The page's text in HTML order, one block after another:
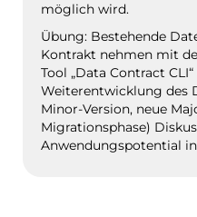
möglich wird.
Übung: Bestehende
Kontrakt nehmen mit
Tool „Data Contract
Weiterentwicklung des
Minor-Version, neue
Migrationsphase)
Anwendungspotential